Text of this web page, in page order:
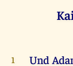
1 Und